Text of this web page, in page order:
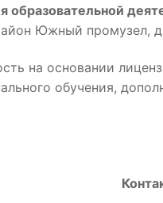
Южный промузел,
на основании
обучения,